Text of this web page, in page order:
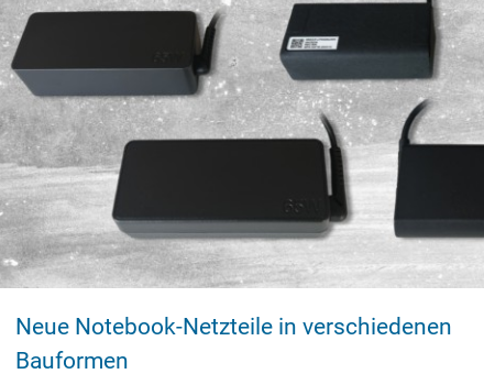
4,0 mm / 1,2 mm
Nein
2.00 m
54 mm / 29 mm / 54 mm
Ja
TÜV Geprüfte Sicherheit
Neue Notebook-Netzteile in verschiedenen
Bauformen